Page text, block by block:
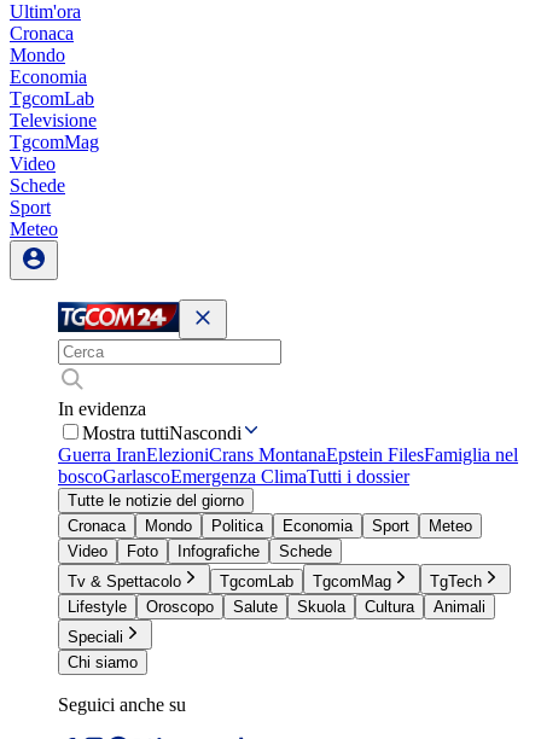
Ultim'ora
Cronaca
Mondo
Economia
TgcomLab
Televisione
TgcomMag
Video
Schede
Sport
Meteo
In evidenza
Mostra tuttiNascondi
Guerra IranElezioniCrans MontanaEpstein FilesFamiglia nel
boscoGarlascoEmergenza ClimaTutti i dossier
Tutte le notizie del giorno
Cronaca
Mondo Politica Economia Sport
Meteo
Video
Foto Infografiche
Schede
Tv & Spettacolo
TgcomLab TgcomMag
TgTech
Lifestyle
Oroscopo Salute Skuola Cultura
Animali
Speciali
Chi siamo
Seguici anche su